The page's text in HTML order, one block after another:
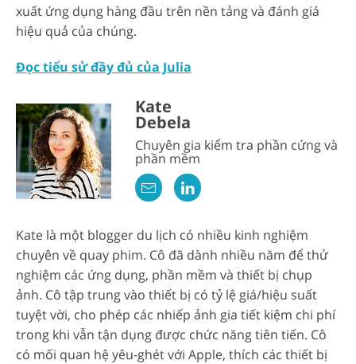
xuất ứng dụng hàng đầu trên nền tảng và đánh giá
hiệu quả của chúng.
Đọc tiểu sử đầy đủ của Julia
Kate
Debela
Chuyên gia kiểm tra phần cứng và
phần mềm
Kate là một blogger du lịch có nhiều kinh nghiệm
chuyên về quay phim. Cô đã dành nhiều năm để thử
nghiệm các ứng dụng, phần mềm và thiết bị chụp
ảnh. Cô tập trung vào thiết bị có tỷ lệ giá/hiệu suất
tuyệt vời, cho phép các nhiếp ảnh gia tiết kiệm chi phí
trong khi vẫn tận dụng được chức năng tiên tiến. Cô
có mối quan hệ yêu-ghét với Apple, thích các thiết bị